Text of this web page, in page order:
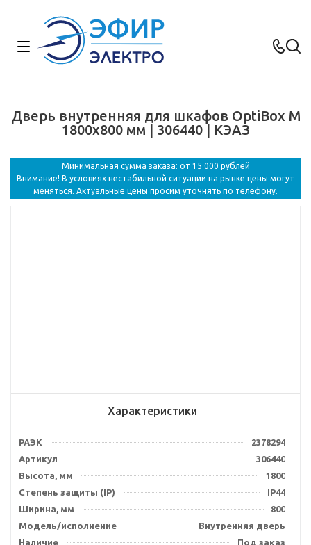
Дверь внутренняя для шкафов OptiBox M
1800x800 мм | 306440 | КЭАЗ
Минимальная сумма заказа: от 15 000 рублей
Внимание! В условиях нестабильной ситуации на рынке цены могут
меняться. Актуальные цены просим уточнять по телефону.
Характеристики
РАЭК
2378294
Артикул
306440
Высота, мм
1800
Степень защиты (IP)
IP44
Ширина, мм
800
Модель/исполнение
Внутренняя дверь
Наличие
Под заказ